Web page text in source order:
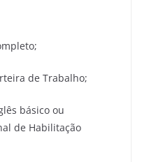
de Trabalho;
básico ou
de Habilitação